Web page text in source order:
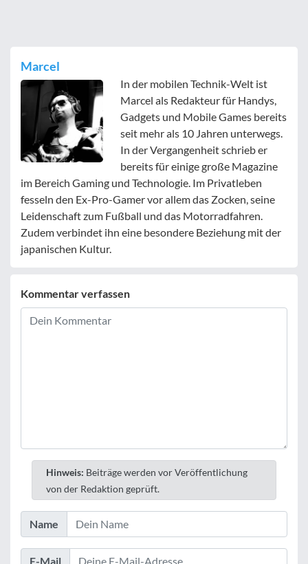
Marcel
In der mobilen Technik-Welt ist
Marcel als Redakteur für Handys,
Gadgets und Mobile Games bereits
seit mehr als 10 Jahren unterwegs.
In der Vergangenheit schrieb er
bereits für einige große Magazine
im Bereich Gaming und Technologie. Im Privatleben
fesseln den Ex-Pro-Gamer vor allem das Zocken, seine
Leidenschaft zum Fußball und das Motorradfahren.
Zudem verbindet ihn eine besondere Beziehung mit der
japanischen Kultur.
Kommentar verfassen
Hinweis: Beiträge werden vor Veröffentlichung
von der Redaktion geprüft.
Name
E-Mail